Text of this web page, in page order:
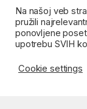
Na našoj veb
pružili
ponovljene
upotrebu SVIH
Cookie settings